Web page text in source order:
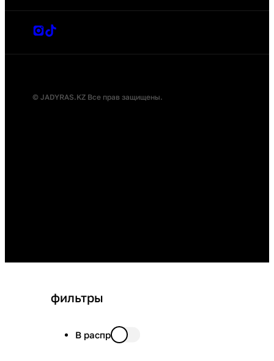
© JADYRAS.KZ Все прав защищены.
фильтры
В распродаже